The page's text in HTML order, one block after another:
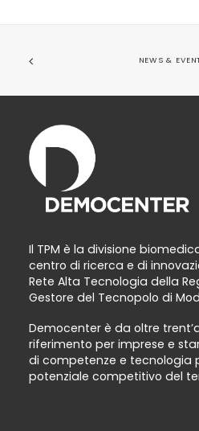
NEWS &
Il TPM è la divisione
centro di ricerca e di
Rete Alta Tecnologia della
Gestore del Tecnopolo di
Democenter è da oltre
riferimento per imprese e
di competenze e tecnologia
potenziale competitivo del